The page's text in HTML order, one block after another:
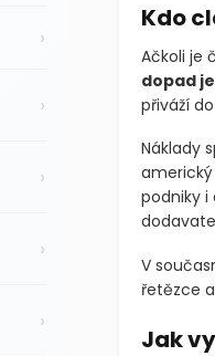
Kdo
Ačkoli je
dopad
přiváží
Náklady
podniky i
V
řetězce
Jak
›
›
›
›
›